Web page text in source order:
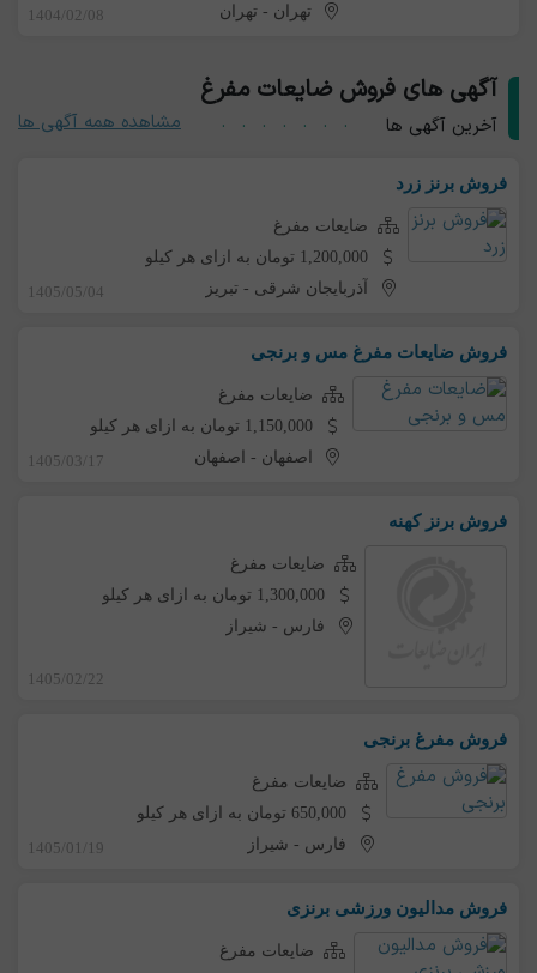
تهران -تهران 1404/02/08
آگهی های فروش ضایعات مفرغ
آخرین آگهی ها مشاهده همه آگهی ها
فروش برنز زرد
ضایعات مفرغ
1,200,000 تومان به ازای هر کیلو
آذربایجان شرقی - تبریز 1405/05/04
فروش ضایعات مفرغ مس و برنجی
ضایعات مفرغ
1,150,000 تومان به ازای هر کیلو
اصفهان - اصفهان 1405/03/17
فروش برنز کهنه
ضایعات مفرغ
1,300,000 تومان به ازای هر کیلو
فارس - شیراز
1405/02/22
فروش مفرغ برنجی
ضایعات مفرغ
650,000 تومان به ازای هر کیلو
فارس - شیراز 1405/01/19
فروش مدالیون ورزشی برنزی
ضایعات مفرغ